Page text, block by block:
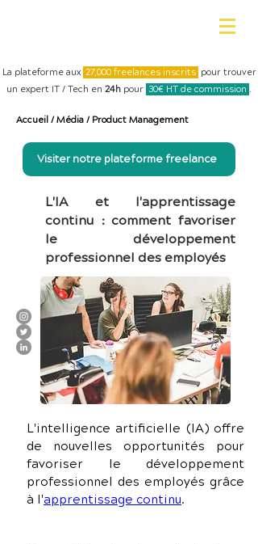
La plateforme aux 27,000 freelances inscrits pour trouver
un expert IT / Tech en 24h pour 30€ HT de commission .
Accueil / Média / Product Management
Visiter notre plateforme freelance
L'IA et l'apprentissage
continu : comment favoriser
le développement
professionnel des employés
L'intelligence artificielle (IA) offre
de nouvelles opportunités pour
favoriser le développement
professionnel des employés grâce
à l'apprentissage continu.